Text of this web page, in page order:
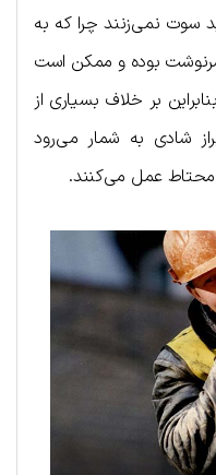
نمی‌زنند چرا که به
سرنوشت بوده و ممکن است
بر خلاف بسیاری از
شادی به شمار می‌رود
محتاط عمل می‌کنند.